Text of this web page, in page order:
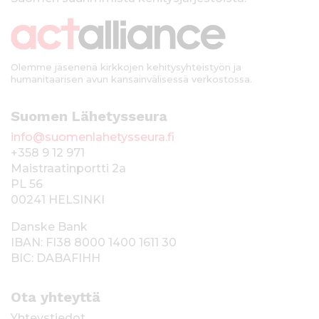
Olemme jäsenenä kirkkojen kehitysyhteistyön ja
humanitaarisen avun kansainvälisessä verkostossa.
Suomen Lähetysseura
info@suomenlahetysseura.fi
+358 9 12 971
Maistraatinportti 2a
PL 56
00241 HELSINKI
Danske Bank
IBAN: FI38 8000 1400 1611 30
BIC: DABAFIHH
Ota yhteyttä